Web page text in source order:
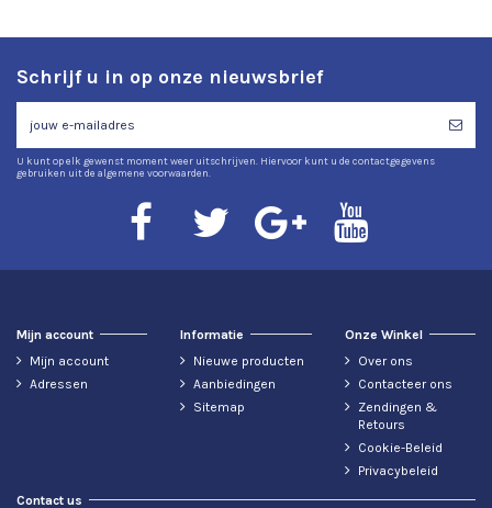
Schrijf u in op onze nieuwsbrief
U kunt op elk gewenst moment weer uitschrijven. Hiervoor kunt u de contactgegevens
gebruiken uit de algemene voorwaarden.
Mijn account
Mijn account
Adressen
Informatie
Nieuwe producten
Aanbiedingen
Sitemap
Onze Winkel
Over ons
Contacteer ons
Zendingen &
Retours
Cookie-Beleid
Privacybeleid
Contact us